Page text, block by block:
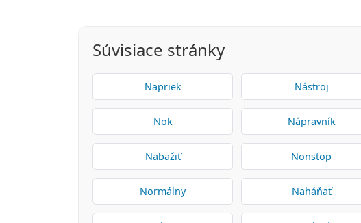
Súvisiace stránky
Napriek Nástroj
Nok Nápravník
Nabažiť Nonstop
Normálny Naháňať